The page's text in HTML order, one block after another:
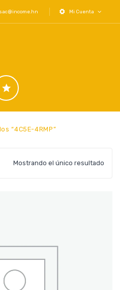
sac@income.hn Mi Cuenta
“4C5E-4RMP”
Mostrando el único resultado